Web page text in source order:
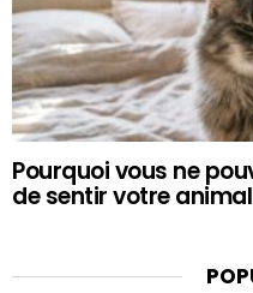
Pourquoi vous ne
de sentir votre